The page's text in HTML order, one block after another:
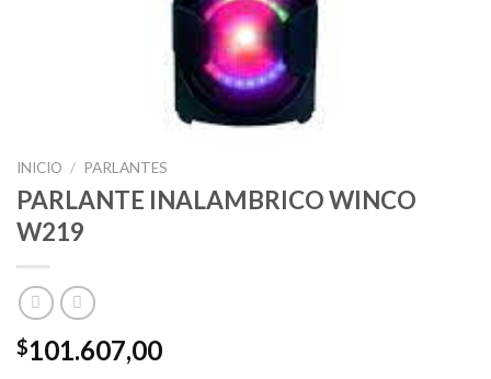
INICIO / PARLANTES
PARLANTE INALAMBRICO WINCO
W219
$101.607,00